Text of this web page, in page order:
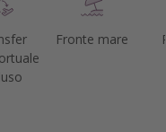
Fronte mare